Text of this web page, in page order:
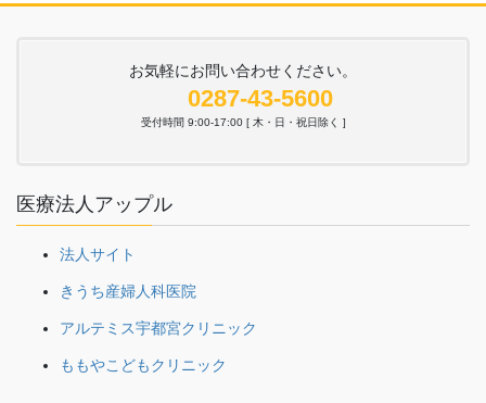
お気軽にお問い合わせください。
0287-43-5600
受付時間 9:00-17:00 [ 木・日・祝日除く ]
医療法人アップル
法人サイト
きうち産婦人科医院
アルテミス宇都宮クリニック
ももやこどもクリニック